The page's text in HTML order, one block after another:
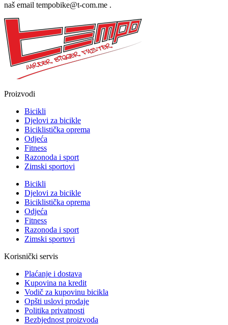
naš email tempobike@t-com.me .
Proizvodi
Bicikli
Djelovi za bicikle
Biciklistička oprema
Odjeća
Fitness
Razonoda i sport
Zimski sportovi
Bicikli
Djelovi za bicikle
Biciklistička oprema
Odjeća
Fitness
Razonoda i sport
Zimski sportovi
Korisnički servis
Plaćanje i dostava
Kupovina na kredit
Vodič za kupovinu bicikla
Opšti uslovi prodaje
Politika privatnosti
Bezbjednost proizvoda